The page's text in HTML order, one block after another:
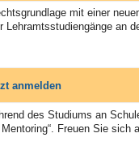
mit einer
an
anmelden
des Studiums an
Freuen Sie